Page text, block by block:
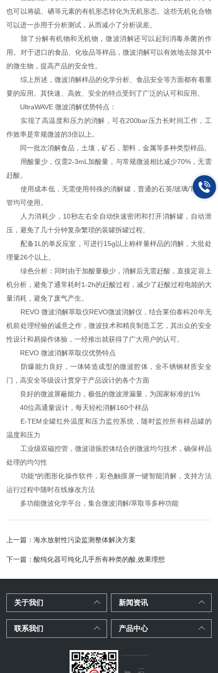
也可以将硫、硒等元素的有机形态转化为无机形态。这些无机化合物
可以进一步用于分析测试，从而减小了分析误差。
除了分解有机物和无机物，微波消解还可以起到消毒杀菌的作
用。对于进口的食品、化妆品等样品，微波消解可以有效地去除其中
的微生物，提高产品的安全性。
综上所述，微波消解样品的化学分析、食品安全等方面都有着重
要的应用。其快速、高效、安全的特点受到了广泛的认可和应用。
UltraWAVE 微波消解优势特点：
实现了高温度和压力的消解，可在200bar压力长时间工作，工
作效率是常规微波的3倍以上。
同一批次消解食品，土壤，矿石，塑料，金属等多种类型样品。
用酸量少，仅需2-3mL加酸量，与常规微波相比减少70%，无需
赶酸。
使用成本低，无需使用特殊的消解罐，普通的石英/玻璃/TFM试
管均可使用。
人力消耗少，10秒左右全自动快速密闭和打开消解罐，自动泄
压，避免了几十分钟复杂繁琐的装罐拆罐过程。
配备1L的单反应室，可进行15g以上称样量样品的消解，大批处
理量26个以上。
绿色分析：同时由于加酸量极少，消解后无需赶酸，直接定容上
机分析，避免了通常耗时1-2h的赶酸过程，减少了赶酸过程电能的大
量消耗，避免了废气产生。
REVO 微波消解萃取仪REVO微波消解仪，结合莱伯泰科20年无
机前处理经验的诚意之作，微波技术和精良制造工艺，其出众的安全
性设计和易操作体验，一经推出就获得了广大用户的认可。
REVO 微波消解萃取仪优势特点
防爆能力良好，一体铸造成型的微波腔体，全不锈钢材质安全
门，高安全等级设计贯穿于产品设计的各个方面
良好的微波屏蔽能力，极低的微波泄漏量，为国家标准的1%
40位高通量设计，每天轻松消解160个样品
E-TEM全罐红外温度和压力监控系统，随时监控所有样品罐的
温度和压力
工业级双磁控管，微波谐振腔体结合的微波均匀技术，确保样品
处理的均匀性
功能*的图形化操作软件，彩色触摸屏一键智能消解，支持方法
运行过程中随时在线修改方法
多功能微波化学平台，集合微波消解/萃取等多种功能
上一篇：海水放射性污染监测整体解决方案
下一篇：酸纯化器可纯化几乎所有种类的酸,效果理想
关于我们 新闻资讯
联系我们 产品中心